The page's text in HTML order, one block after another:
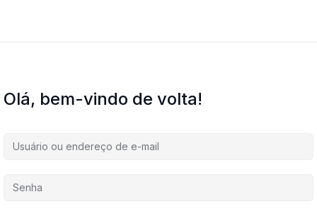
Olá, bem-vindo de volta!